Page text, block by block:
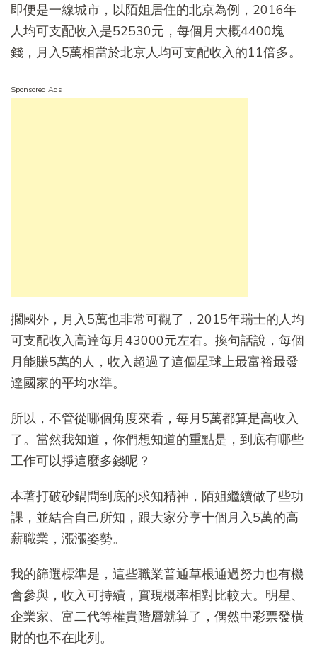
即便是一線城市，以陌姐居住的北京為例，2016年
人均可支配收入是52530元，每個月大概4400塊
錢，月入5萬相當於北京人均可支配收入的11倍多。
Sponsored Ads
擱國外，月入5萬也非常可觀了，2015年瑞士的人均
可支配收入高達每月43000元左右。換句話說，每個
月能賺5萬的人，收入超過了這個星球上最富裕最發
達國家的平均水準。
所以，不管從哪個角度來看，每月5萬都算是高收入
了。當然我知道，你們想知道的重點是，到底有哪些
工作可以掙這麼多錢呢？
本著打破砂鍋問到底的求知精神，陌姐繼續做了些功
課，並結合自己所知，跟大家分享十個月入5萬的高
薪職業，漲漲姿勢。
我的篩選標準是，這些職業普通草根通過努力也有機
會參與，收入可持續，實現概率相對比較大。明星、
企業家、富二代等權貴階層就算了，偶然中彩票發橫
財的也不在此列。